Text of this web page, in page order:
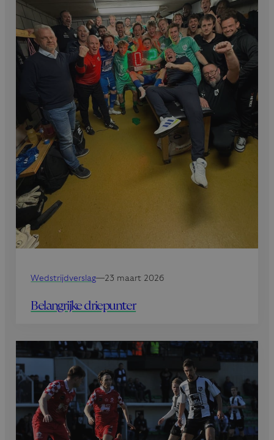
Wedstrijdverslag—23 maart 2026
Belangrijke driepunter